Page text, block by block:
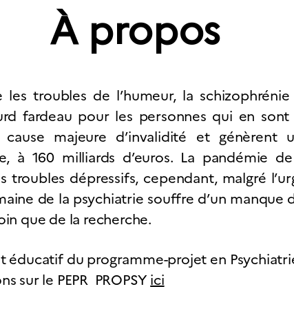
À propos
les troubles de l’humeur, la
fardeau pour les personnes qui en
majeure d’invalidité et génèrent
à 160 milliards d’euros. La pandémie
troubles dépressifs, cependant, malgré
de la psychiatrie souffre d’un manque
que de la recherche.
du programme-projet en Psychiatrie
sur le PEPR PROPSY ici